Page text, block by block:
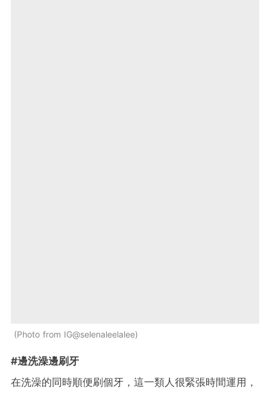
Photo from IG@selenaleelalee
#邊洗澡邊刷牙
在洗澡的同時順便刷個牙，這一類人很緊張時間運用，